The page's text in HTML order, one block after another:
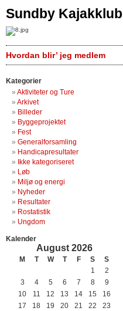
Sundby Kajakklub
Hvordan blir’ jeg medlem
Kategorier
Aktiviteter og Ture
Arkivet
Billeder
Byggeprojektet
Fest
Generalforsamling
Handicapresultater
Ikke kategoriseret
Løb
Miljø og energi
Nyheder
Resultater
Rostatistik
Ungdom
Kalender
August 2026
M T W T F S S
1
2
3
4 5 6 7 8
9
10
11 12 13 14 15
16
17
18 19 20 21 22
23